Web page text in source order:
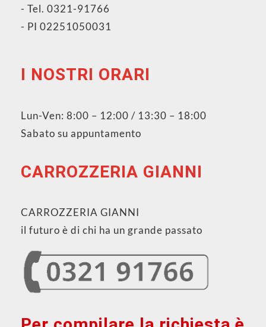
- Tel. 0321-91766
- PI 02251050031
I NOSTRI ORARI
Lun-Ven: 8:00 – 12:00 / 13:30 – 18:00
Sabato su appuntamento
CARROZZERIA GIANNI
CARROZZERIA GIANNI
il futuro è di chi ha un grande passato